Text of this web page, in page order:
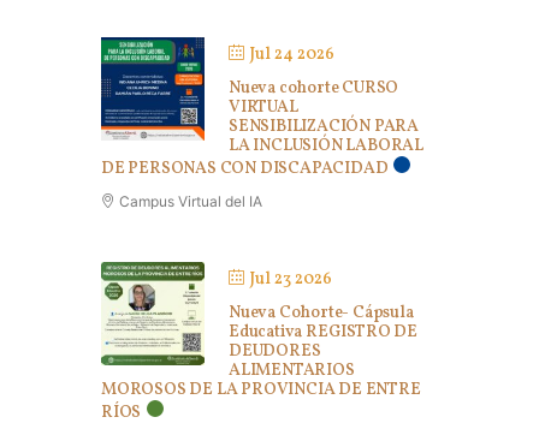
Jul 24 2026
Nueva cohorte CURSO
VIRTUAL
SENSIBILIZACIÓN PARA
LA INCLUSIÓN LABORAL
DE PERSONAS CON DISCAPACIDAD
Campus Virtual del IA
Jul 23 2026
Nueva Cohorte- Cápsula
Educativa REGISTRO DE
DEUDORES
ALIMENTARIOS
MOROSOS DE LA PROVINCIA DE ENTRE
RÍOS